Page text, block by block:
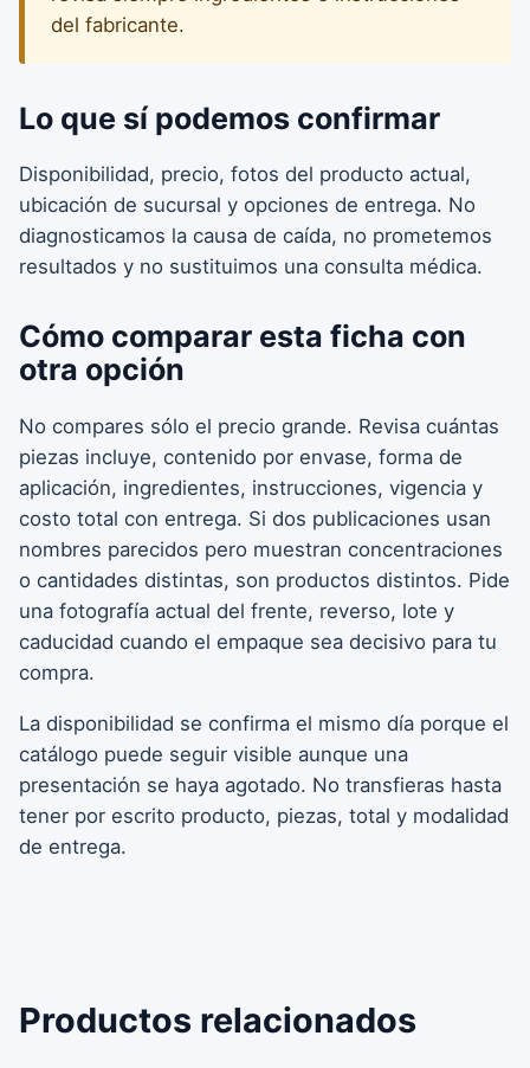
del fabricante.
Lo que sí podemos confirmar
Disponibilidad, precio, fotos del producto actual,
ubicación de sucursal y opciones de entrega. No
diagnosticamos la causa de caída, no prometemos
resultados y no sustituimos una consulta médica.
Cómo comparar esta ficha con
otra opción
No compares sólo el precio grande. Revisa cuántas
piezas incluye, contenido por envase, forma de
aplicación, ingredientes, instrucciones, vigencia y
costo total con entrega. Si dos publicaciones usan
nombres parecidos pero muestran concentraciones
o cantidades distintas, son productos distintos. Pide
una fotografía actual del frente, reverso, lote y
caducidad cuando el empaque sea decisivo para tu
compra.
La disponibilidad se confirma el mismo día porque el
catálogo puede seguir visible aunque una
presentación se haya agotado. No transfieras hasta
tener por escrito producto, piezas, total y modalidad
de entrega.
Productos relacionados